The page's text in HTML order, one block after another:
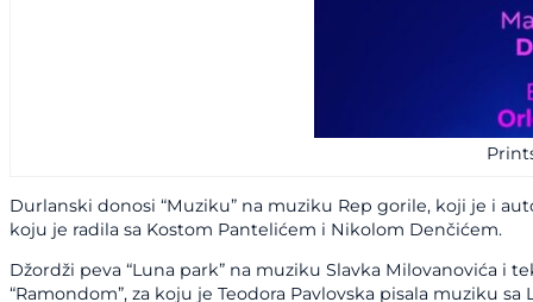
Durlanski donosi “Muziku” na muziku Rep gorile, koji je i
koju je radila sa Kostom Pantelićem i Nikolom Denčićem.
Džordži peva “Luna park” na muziku Slavka Milovanovića i
“Ramondom”, za koju je Teodora Pavlovska pisala muziku